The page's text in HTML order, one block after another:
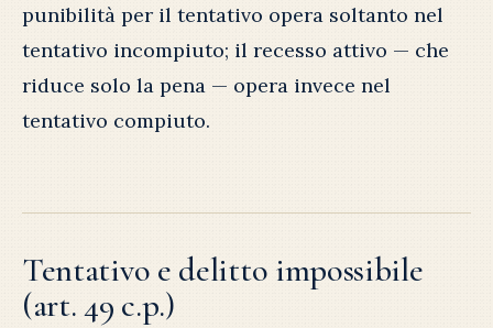
punibilità per il tentativo opera soltanto nel
tentativo incompiuto; il recesso attivo — che
riduce solo la pena — opera invece nel
tentativo compiuto.
Tentativo e delitto impossibile
(art. 49 c.p.)